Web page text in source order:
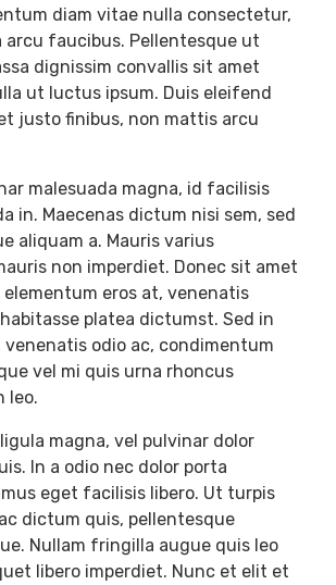
diam vitae nulla consectetur,
arcu faucibus. Pellentesque ut
dignissim convallis sit amet
ut luctus ipsum. Duis eleifend
justo finibus, non mattis arcu
malesuada magna, id facilisis
in. Maecenas dictum nisi sem, sed
aliquam a. Mauris varius
non imperdiet. Donec sit amet
eros at, venenatis
platea dictumst. Sed in
venenatis odio ac, condimentum
vel mi quis urna rhoncus
leo.
magna, vel pulvinar dolor
In a odio nec dolor porta
eget facilisis libero. Ut turpis
dictum quis, pellentesque
Nullam fringilla augue quis leo
libero imperdiet. Nunc et elit et